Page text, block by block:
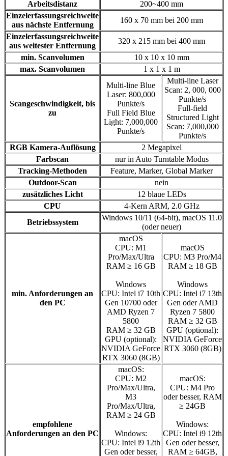
Arbeitsdistanz
200~400 mm
Einzelerfassungsreichweite
aus nächste Entfernung
160 x 70 mm bei 200 mm
Einzelerfassungsreichweite
aus weitester Entfernung
320 x 215 mm bei 400 mm
min. Scanvolumen
10 x 10 x 10 mm
max. Scanvolumen
1 x 1 x 1 m
Scangeschwindigkeit, bis
zu
Multi-line Blue
Laser: 800,000
Punkte/s
Full Field Blue
Light: 7,000,000
Punkte/s
Multi-line Laser
Scan: 2, 000, 000
Punkte/s
Full-field
Structured Light
Scan: 7,000,000
Punkte/s
RGB Kamera-Auflösung
2 Megapixel
Farbscan
nur in Auto Turntable Modus
Tracking-Methoden
Feature, Marker, Global Marker
Outdoor-Scan
nein
zusätzliches Licht
12 blaue LEDs
CPU
4-Kern ARM, 2.0 GHz
Betriebssystem
Windows 10/11 (64-bit), macOS 11.0
(oder neuer)
min. Anforderungen an
den PC
macOS
CPU: M1
Pro/Max/Ultra
RAM ≥ 16 GB
Windows
CPU: Intel i7 10th
Gen 10700 oder
AMD Ryzen 7
5800
RAM ≥ 32 GB
GPU (optional):
NVIDIA GeForce
RTX 3060 (8GB)
macOS
CPU: M3 Pro/M4
RAM ≥ 18 GB
Windows
CPU: Intel i7 13th
Gen oder AMD
Ryzen 7 5800
RAM ≥ 32 GB
GPU (optional):
NVIDIA GeForce
RTX 3060 (8GB)
empfohlene
Anforderungen an den PC
macOS:
CPU: M2
Pro/Max/Ultra,
M3
Pro/Max/Ultra,
RAM ≥ 24 GB
Windows:
CPU: Intel i9 12th
Gen oder besser,
macOS:
CPU: M4 Pro
oder besser, RAM
≥ 24GB
Windows:
CPU: Intel i9 12th
Gen oder besser,
RAM ≥ 64GB,